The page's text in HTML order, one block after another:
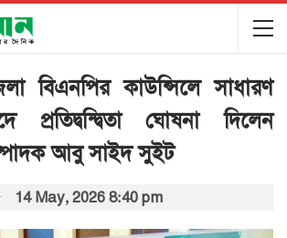
বিএনপির কাউন্সিলে সাধারণ
ঘোষনা দিলেন
আবু সাইদ সুইট
14 May, 2026 8:40 pm